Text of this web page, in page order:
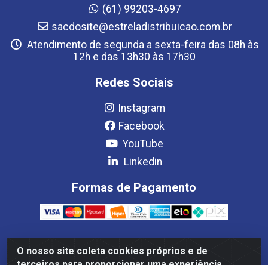
O nosso site coleta cookies próprios e de
(61) 99203-4697
sacdosite@estreladistribuicao.com.br
Atendimento de segunda a sexta-feira das 08h às
12h e das 13h30 às 17h30
Redes Sociais
Instagram
Facebook
YouTube
Linkedin
Formas de Pagamento
Estrela Distribuição LTDA - CNPJ 08.691.096/0001-93 - Setor